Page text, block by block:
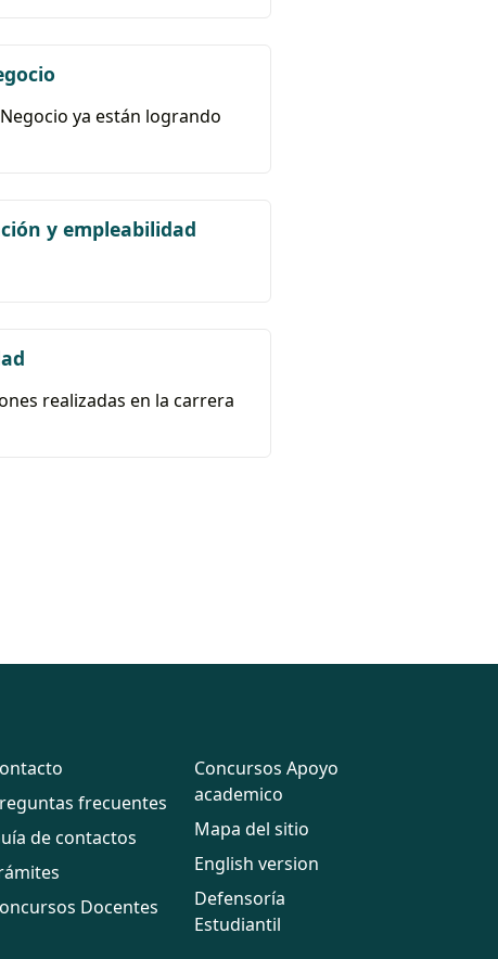
ya están logrando
y empleabilidad
realizadas en la carrera
frecuentes
de contactos
Docentes
Concursos Apoyo
academico
Mapa del sitio
English version
Defensoría
Estudiantil